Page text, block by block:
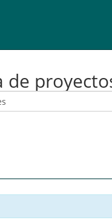
de